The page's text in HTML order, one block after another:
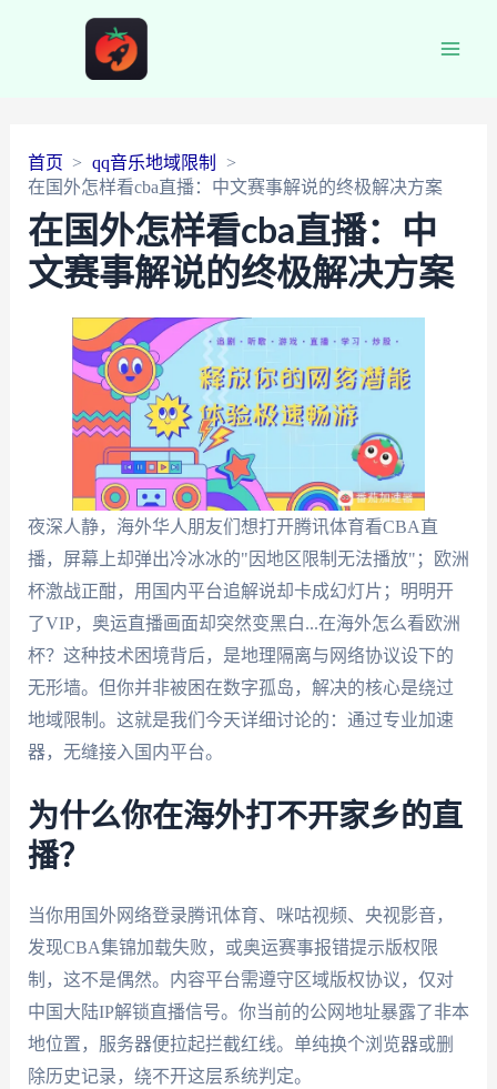
首页
qq音乐地域限制
在国外怎样看cba直播：中文赛事解说的终极解决方案
在国外怎样看cba直播：中
文赛事解说的终极解决方案
夜深人静，海外华人朋友们想打开腾讯体育看CBA直
播，屏幕上却弹出冷冰冰的"因地区限制无法播放"；欧洲
杯激战正酣，用国内平台追解说却卡成幻灯片；明明开
了VIP，奥运直播画面却突然变黑白...在海外怎么看欧洲
杯？这种技术困境背后，是地理隔离与网络协议设下的
无形墙。但你并非被困在数字孤岛，解决的核心是绕过
地域限制。这就是我们今天详细讨论的：通过专业加速
器，无缝接入国内平台。
为什么你在海外打不开家乡的直
播？
当你用国外网络登录腾讯体育、咪咕视频、央视影音，
发现CBA集锦加载失败，或奥运赛事报错提示版权限
制，这不是偶然。内容平台需遵守区域版权协议，仅对
中国大陆IP解锁直播信号。你当前的公网地址暴露了非本
地位置，服务器便拉起拦截红线。单纯换个浏览器或删
除历史记录，绕不开这层系统判定。